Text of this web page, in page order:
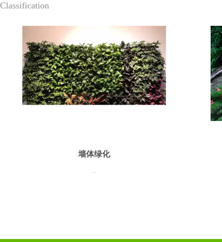
Classification
墙体绿化
...